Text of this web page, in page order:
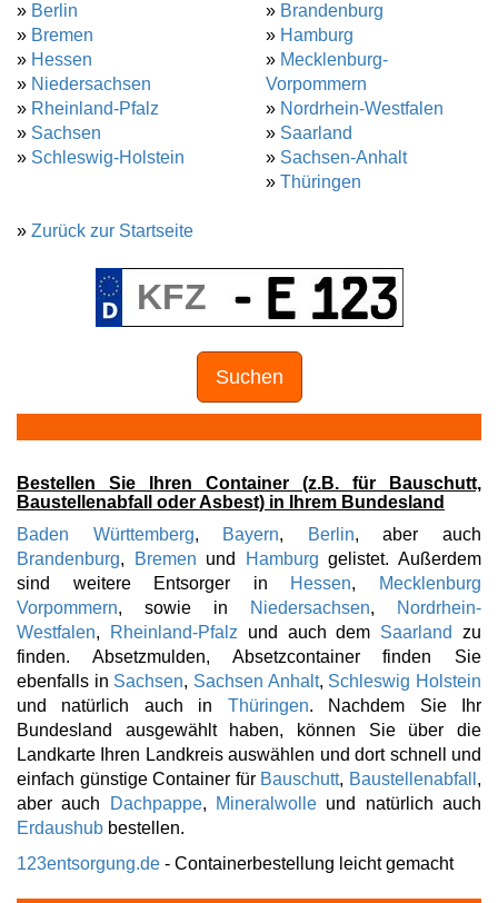
» Berlin
» Bremen
» Hessen
» Niedersachsen
» Rheinland-Pfalz
» Sachsen
» Schleswig-Holstein
» Brandenburg
» Hamburg
» Mecklenburg-
Vorpommern
» Nordrhein-Westfalen
» Saarland
» Sachsen-Anhalt
» Thüringen
» Zurück zur Startseite
Suchen
Bestellen Sie Ihren Container (z.B. für Bauschutt,
Baustellenabfall oder Asbest) in Ihrem Bundesland
Baden Württemberg, Bayern, Berlin, aber auch
Brandenburg, Bremen und Hamburg gelistet. Außerdem
sind weitere Entsorger in Hessen,
Mecklenburg
Vorpommern, sowie in Niedersachsen,
Nordrhein-
Westfalen, Rheinland-Pfalz und auch dem Saarland
zu
finden. Absetzmulden, Absetzcontainer finden Sie
ebenfalls in Sachsen, Sachsen Anhalt, Schleswig Holstein
und natürlich auch in Thüringen. Nachdem Sie Ihr
Bundesland ausgewählt haben, können Sie über die
Landkarte Ihren Landkreis auswählen und dort schnell und
einfach günstige Container für Bauschutt, Baustellenabfall ,
aber auch
Dachpappe, Mineralwolle und natürlich auch
Erdaushub bestellen.
123entsorgung.de - Containerbestellung leicht gemacht